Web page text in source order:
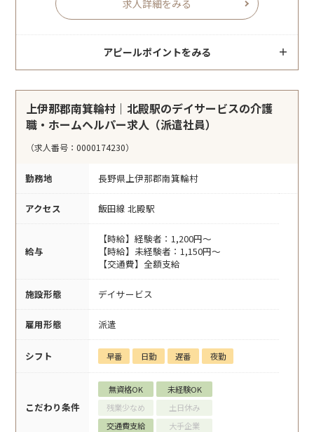
求人詳細をみる
アピールポイントをみる
上伊那郡南箕輪村｜北殿駅のデイサービスの介護
職・ホームヘルパー求人（派遣社員）
（求人番号：0000174230）
勤務地 長野県上伊那郡南箕輪村
アクセス 飯田線 北殿駅
給与
【時給】経験者：1,200円～
【時給】未経験者：1,150円～
【交通費】全額支給
施設形態 デイサービス
雇用形態 派遣
シフト 早番 日勤 遅番 夜勤
こだわり条件
無資格OK
未経験OK
残業少なめ
土日休み
交通費支給
大手企業